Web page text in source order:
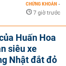
CHỨNG KHOÁN -
7 giờ trước
Huấn Hoa
siêu xe
Nhật đắt đỏ